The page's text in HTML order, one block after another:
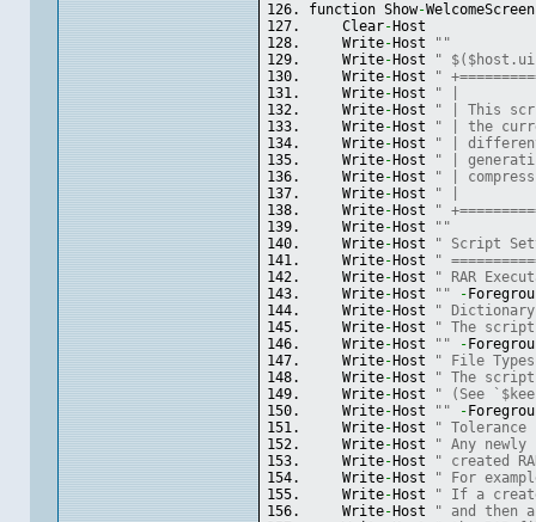
function Show-
Clear- Host
Write- Host
""
Write- Host
"
Write- Host
"
Write- Host
" |
Write- Host
" | This
Write- Host
" | the
Write- Host
" |
Write- Host
" |
Write- Host
" |
Write- Host
" |
Write- Host
"
Write- Host
""
Write- Host
" Script
Write- Host
"
Write- Host
" RAR
Write- Host "" -
Write- Host
"
Write- Host
" The
Write- Host "" -
Write- Host
" File Types
Write- Host
" The
Write- Host
" (See
Write- Host "" -
Write- Host
"
Write- Host
" Any
Write- Host
" created
Write- Host
" For
Write- Host
" If a
Write- Host
" and then